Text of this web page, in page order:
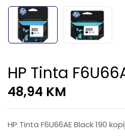
HP Tinta
48,94 KM
HP Tinta F6U66AE Black 190